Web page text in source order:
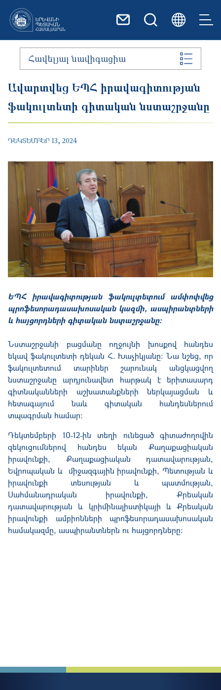
Հավելյալ նավիգացիա
Ավարտվեց ԵՊՀ իրավագիտության
ֆակուլտետի գիտական նստաշրջանը
ԴԵԿՏԵՄԲԵՐ 13, 2024
ԵՊՀ իրավագիտության ֆակուլտետում ամփոփվեց
պրոֆեսորադասախոսական կազմի, ասպիրանտների
և հայցորդների գիտական նստաշրջանը:
Նստաշրջանի բացմանը ողջույնի խոսքով հանդես
եկավ ֆակուլտետի դեկան Հ. Խաչիկյանը: Նա նշեց, որ
ֆակուլտետում տարիներ շարունակ անցկացվող
նստաշրջանը արդյունավետ հարթակ է երիտասարդ
գիտնականների աշխատանքների ներկայացման և
հետագայում նաև գիտական հանդեսներում
տպագրման համար:
Դեկտեմբերի 10-12-ին տեղի ունեցած գիտաժողովին
զեկուցումներով հանդես եկան Քաղաքացիական
իրավունքի, Քաղաքացիական դատավարության,
Եվրոպական և միջազգային իրավունքի, Պետության և
իրավունքի տեսության և պատմության,
Սահմանադրական իրավունքի, Քրեական
դատավարության և կրիմինալիստիկայի և Քրեական
իրավունքի ամբիոնների պրոֆեսորադասախոսական
համակազմը, ասպիրանտներն ու հայցորդները: